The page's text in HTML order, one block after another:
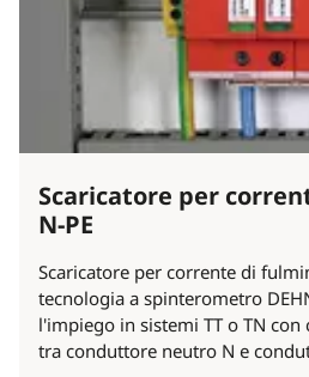
Scaricatore per
N-PE
Scaricatore per corrente di
tecnologia a spinterometro
l'impiego in sistemi TT o TN
tra conduttore neutro N e